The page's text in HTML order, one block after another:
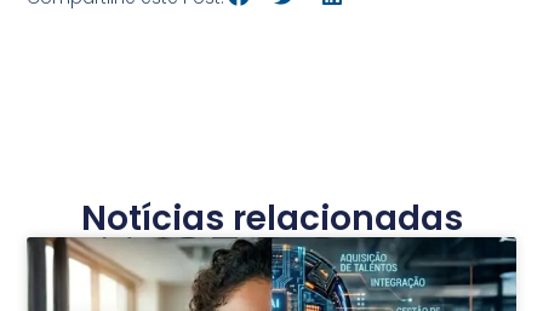
Notícias relacionadas